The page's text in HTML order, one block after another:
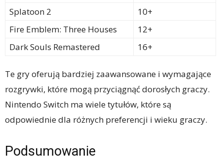
Splatoon 2
10+
Fire Emblem: Three Houses
12+
Dark Souls Remastered
16+
Te gry oferują bardziej zaawansowane i wymagające
rozgrywki, które mogą przyciągnąć dorosłych graczy.
Nintendo Switch ma wiele tytułów, które są
odpowiednie dla różnych preferencji i wieku graczy.
Podsumowanie